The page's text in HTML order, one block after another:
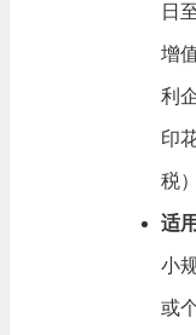
日
增
利
印
税）
适
小
或